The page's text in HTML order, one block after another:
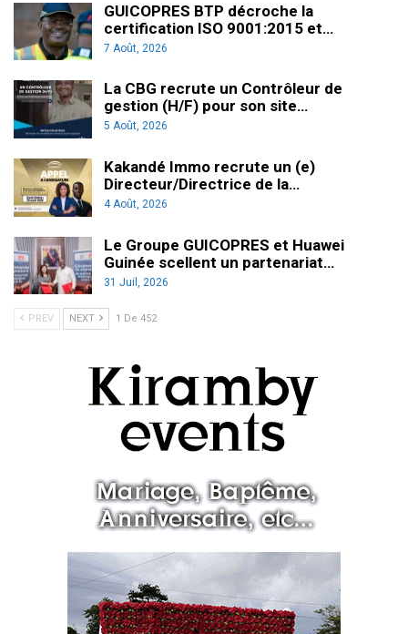
GUICOPRES BTP décroche la
certification ISO 9001:2015 et…
7 Août, 2026
La CBG recrute un Contrôleur de
gestion (H/F) pour son site…
5 Août, 2026
Kakandé Immo recrute un (e)
Directeur/Directrice de la…
4 Août, 2026
Le Groupe GUICOPRES et Huawei
Guinée scellent un partenariat…
31 Juil, 2026
PREV NEXT 1 De 452